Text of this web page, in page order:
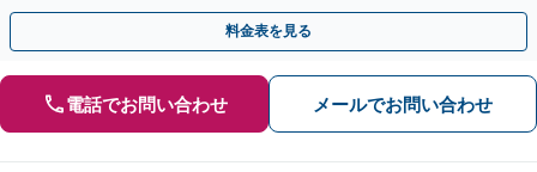
いく解決を共に目指しましょう。
料金表を見る
電話でお問い合わせ メールでお問い合わせ